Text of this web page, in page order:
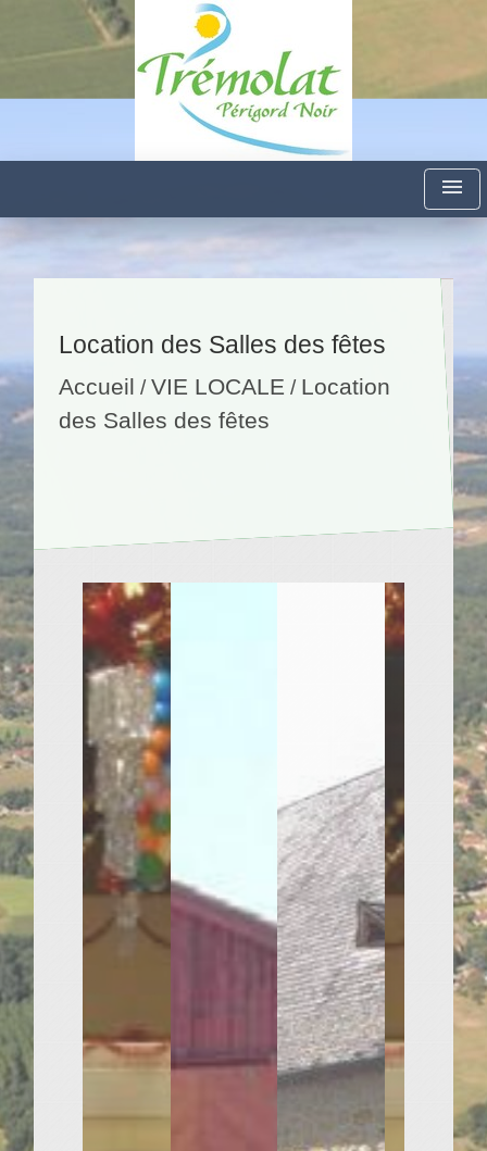
menu
Location des Salles des fêtes
Accueil /VIE LOCALE / Location
des Salles des fêtes